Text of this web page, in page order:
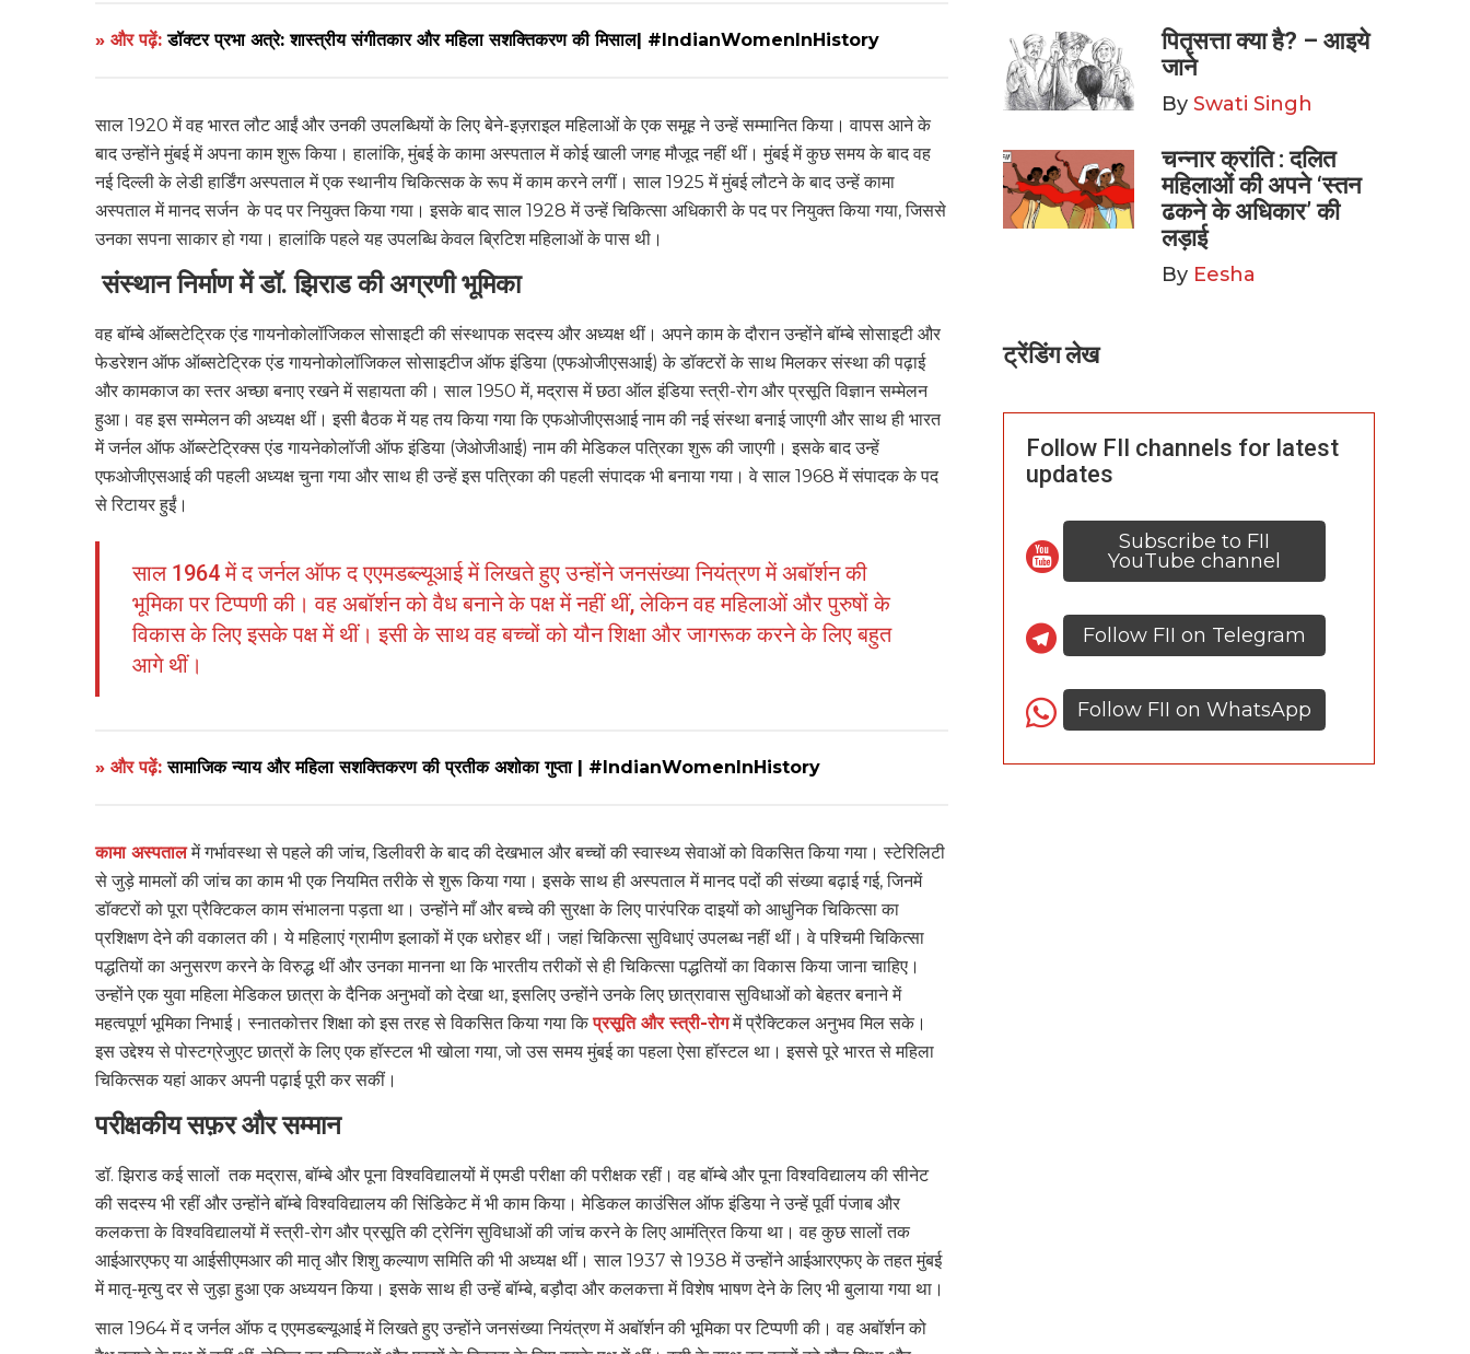
» और पढ़ें:डॉक्टर प्रभा अत्रे: शास्त्रीय संगीतकार और महिला सशक्तिकरण की मिसाल| #IndianWomenInHistory
साल 1920 में वह भारत लौट आईं और उनकी उपलब्धियों के लिए बेने-इज़राइल महिलाओं के एक समूह ने उन्हें सम्मानित किया। वापस आने के
बाद उन्होंने मुंबई में अपना काम शुरू किया। हालांकि, मुंबई के कामा अस्पताल में कोई खाली जगह मौजूद नहीं थीं। मुंबई में कुछ समय के बाद वह
नई दिल्ली के लेडी हार्डिंग अस्पताल में एक स्थानीय चिकित्सक के रूप में काम करने लगीं। साल 1925 में मुंबई लौटने के बाद उन्हें कामा
अस्पताल में मानद सर्जन के पद पर नियुक्त किया गया। इसके बाद साल 1928 में उन्हें चिकित्सा अधिकारी के पद पर नियुक्त किया गया, जिससे
उनका सपना साकार हो गया। हालांकि पहले यह उपलब्धि केवल ब्रिटिश महिलाओं के पास थी।
संस्थान निर्माण में डॉ. झिराड की अग्रणी भूमिका
वह बॉम्बे ऑब्सटेट्रिक एंड गायनोकोलॉजिकल सोसाइटी की संस्थापक सदस्य और अध्यक्ष थीं। अपने काम के दौरान उन्होंने बॉम्बे सोसाइटी और
फेडरेशन ऑफ ऑब्सटेट्रिक एंड गायनोकोलॉजिकल सोसाइटीज ऑफ इंडिया (एफओजीएसआई) के डॉक्टरों के साथ मिलकर संस्था की पढ़ाई
और कामकाज का स्तर अच्छा बनाए रखने में सहायता की। साल 1950 में, मद्रास में छठा ऑल इंडिया स्त्री-रोग और प्रसूति विज्ञान सम्मेलन
हुआ। वह इस सम्मेलन की अध्यक्ष थीं। इसी बैठक में यह तय किया गया कि एफओजीएसआई नाम की नई संस्था बनाई जाएगी और साथ ही भारत
में जर्नल ऑफ ऑब्स्टेट्रिक्स एंड गायनेकोलॉजी ऑफ इंडिया (जेओजीआई) नाम की मेडिकल पत्रिका शुरू की जाएगी। इसके बाद उन्हें
एफओजीएसआई की पहली अध्यक्ष चुना गया और साथ ही उन्हें इस पत्रिका की पहली संपादक भी बनाया गया। वे साल 1968 में संपादक के पद
से रिटायर हुईं।
साल 1964 में द जर्नल ऑफ द एएमडब्ल्यूआई में लिखते हुए उन्होंने जनसंख्या नियंत्रण में अबॉर्शन की
भूमिका पर टिप्पणी की। वह अबॉर्शन को वैध बनाने के पक्ष में नहीं थीं, लेकिन वह महिलाओं और पुरुषों के
विकास के लिए इसके पक्ष में थीं। इसी के साथ वह बच्चों को यौन शिक्षा और जागरूक करने के लिए बहुत
आगे थीं।
» और पढ़ें:सामाजिक न्याय और महिला सशक्तिकरण की प्रतीक अशोका गुप्ता | #IndianWomenInHistory
कामा अस्पतालमें गर्भावस्था से पहले की जांच, डिलीवरी के बाद की देखभाल और बच्चों की स्वास्थ्य सेवाओं को विकसित किया गया। स्टेरिलिटी
से जुड़े मामलों की जांच का काम भी एक नियमित तरीके से शुरू किया गया। इसके साथ ही अस्पताल में मानद पदों की संख्या बढ़ाई गई, जिनमें
डॉक्टरों को पूरा प्रैक्टिकल काम संभालना पड़ता था। उन्होंने माँ और बच्चे की सुरक्षा के लिए पारंपरिक दाइयों को आधुनिक चिकित्सा का
प्रशिक्षण देने की वकालत की। ये महिलाएं ग्रामीण इलाकों में एक धरोहर थीं। जहां चिकित्सा सुविधाएं उपलब्ध नहीं थीं। वे पश्चिमी चिकित्सा
पद्धतियों का अनुसरण करने के विरुद्ध थीं और उनका मानना ​​था कि भारतीय तरीकों से ही चिकित्सा पद्धतियों का विकास किया जाना चाहिए।
उन्होंने एक युवा महिला मेडिकल छात्रा के दैनिक अनुभवों को देखा था, इसलिए उन्होंने उनके लिए छात्रावास सुविधाओं को बेहतर बनाने में
महत्वपूर्ण भूमिका निभाई। स्नातकोत्तर शिक्षा को इस तरह से विकसित किया गया किप्रसूति और स्त्री-रोगमें प्रैक्टिकल अनुभव मिल सके।
इस उद्देश्य से पोस्टग्रेजुएट छात्रों के लिए एक हॉस्टल भी खोला गया, जो उस समय मुंबई का पहला ऐसा हॉस्टल था। इससे पूरे भारत से महिला
चिकित्सक यहां आकर अपनी पढ़ाई पूरी कर सकीं।
परीक्षकीय सफ़र और सम्मान
डॉ. झिराड कई सालों तक मद्रास, बॉम्बे और पूना विश्वविद्यालयों में एमडी परीक्षा की परीक्षक रहीं। वह बॉम्बे और पूना विश्वविद्यालय की सीनेट
की सदस्य भी रहीं और उन्होंने बॉम्बे विश्वविद्यालय की सिंडिकेट में भी काम किया। मेडिकल काउंसिल ऑफ इंडिया ने उन्हें पूर्वी पंजाब और
कलकत्ता के विश्वविद्यालयों में स्त्री-रोग और प्रसूति की ट्रेनिंग सुविधाओं की जांच करने के लिए आमंत्रित किया था। वह कुछ सालों तक
आईआरएफए या आईसीएमआर की मातृ और शिशु कल्याण समिति की भी अध्यक्ष थीं। साल 1937 से 1938 में उन्होंने आईआरएफए के तहत मुंबई
में मातृ-मृत्यु दर से जुड़ा हुआ एक अध्ययन किया। इसके साथ ही उन्हें बॉम्बे, बड़ौदा और कलकत्ता में विशेष भाषण देने के लिए भी बुलाया गया था।
साल 1964 में द जर्नल ऑफ द एएमडब्ल्यूआई में लिखते हुए उन्होंने जनसंख्या नियंत्रण में अबॉर्शन की भूमिका पर टिप्पणी की। वह अबॉर्शन को
पितृसत्ता क्या है? – आइये
जाने
By Swati Singh
चन्नार क्रांति : दलित
महिलाओं की अपने ‘स्तन
ढकने के अधिकार’ की
लड़ाई
By Eesha
ट्रेंडिंग लेख
Follow FII channels for latest
updates
Subscribe to FII
YouTube channel
Follow FII on Telegram
Follow FII on WhatsApp